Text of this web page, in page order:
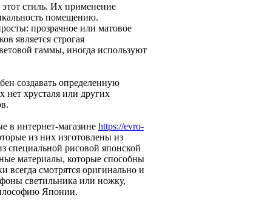
стиль. Их применение
помещению.
прозрачное или матовое
является строгая
гаммы, иногда используют
создавать определенную
нет хрусталя или других
в интернет-магазине https://evro-
из них изготовлены из
специальной рисовой японской
материалы, которые способны
всегда смотрятся оригинально и
светильника или ножку,
Японии.